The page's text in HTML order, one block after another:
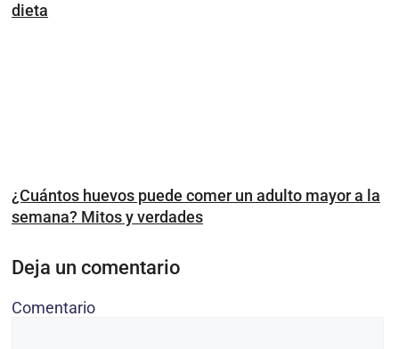
dieta
¿Cuántos huevos puede comer un adulto mayor a la
semana? Mitos y verdades
Deja un comentario
Comentario